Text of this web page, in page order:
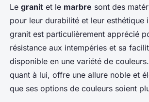
Le granit et le marbre sont des
pour leur durabilité et leur esthétique
granit est particulièrement apprécié
résistance aux intempéries et sa
disponible en une variété de
quant à lui, offre une allure noble et
que ses options de couleurs soient